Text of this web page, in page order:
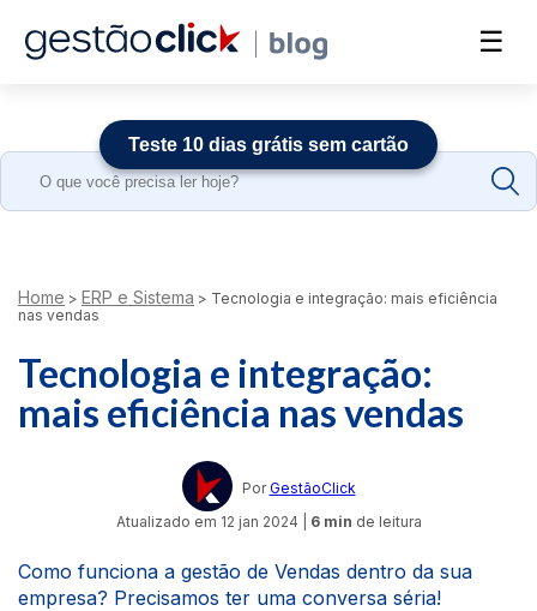
☰
Search
Home > ERP e Sistema > Tecnologia e integração: mais eficiência
nas vendas
Tecnologia e integração:
mais eficiência nas vendas
Por GestãoClick
Atualizado em 12 jan 2024 6 min de leitura
Como funciona a gestão de Vendas dentro da sua
empresa? Precisamos ter uma conversa séria!
Teste 10 dias grátis sem cartão